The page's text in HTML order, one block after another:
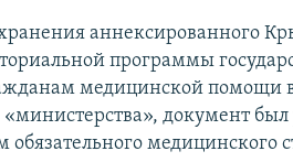
аннексированного
программы
медицинской помощи
документ был
медицинского